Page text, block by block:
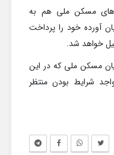
مسکن ملی هم به
آورده خود را پرداخت
خواهد شد.
مسکن ملی که در این
شرایط بودن منتظر